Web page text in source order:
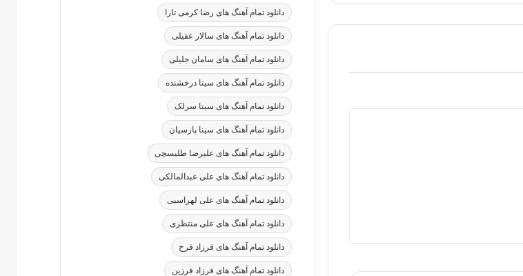
دانلود تمام آهنگ های رضا کرمی تارا
دانلود تمام آهنگ های سالار عقیلی
دانلود تمام آهنگ های سامان جلیلی
دانلود تمام آهنگ های سینا درخشنده
دانلود تمام آهنگ های سینا سرلک
دانلود تمام آهنگ های سینا پارسیان
دانلود تمام آهنگ های علیرضا طلیسچی
دانلود تمام آهنگ های علی عبدالمالکی
دانلود تمام آهنگ های علی لهراسبی
دانلود تمام آهنگ های علی منتظری
دانلود تمام آهنگ های فرزاد فرخ
دانلود تمام آهنگ های فرزاد فرزین